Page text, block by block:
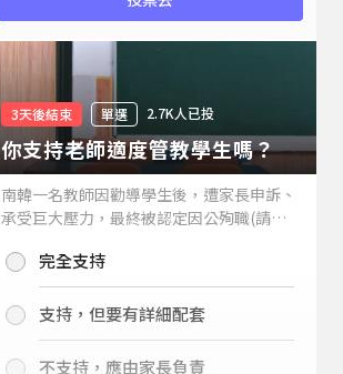
3天後結束 單選 2.7K人已投
你支持老師適度管教學生嗎？
南韓一名教師因勸導學生後，遭家長申訴、
承受巨大壓力，最終被認定因公殉職(請見
你支持老師適度管教學生嗎？
完全支持
支持，但要有詳細配套
不支持，應由家長負責